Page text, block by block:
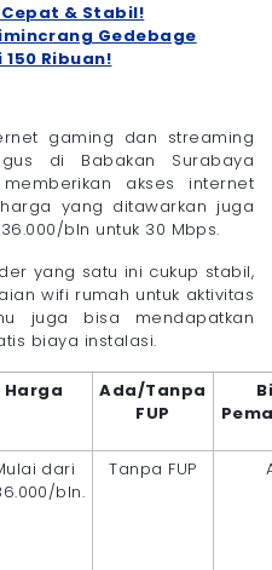
& Stabil!
Gedebage
Ribuan!
gaming dan streaming
di Babakan Surabaya
akses internet
yang ditawarkan juga
bln untuk 30 Mbps.
yang satu ini cukup stabil,
wifi rumah untuk aktivitas
juga bisa mendapatkan
biaya instalasi.
Harga
Ada/Tanpa
FUP
dari
bln.
Tanpa FUP